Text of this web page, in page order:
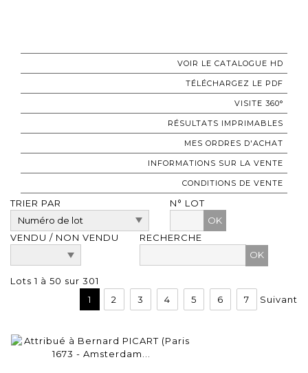
VOIR LE CATALOGUE HD
TÉLÉCHARGEZ LE PDF
VISITE 360°
RÉSULTATS IMPRIMABLES
MES ORDRES D'ACHAT
INFORMATIONS SUR LA VENTE
CONDITIONS DE VENTE
TRIER PAR
N° LOT
OK
VENDU / NON VENDU
RECHERCHE
Lots 1 à 50 sur 301
1
2 3 4 5 6 7 Suivant